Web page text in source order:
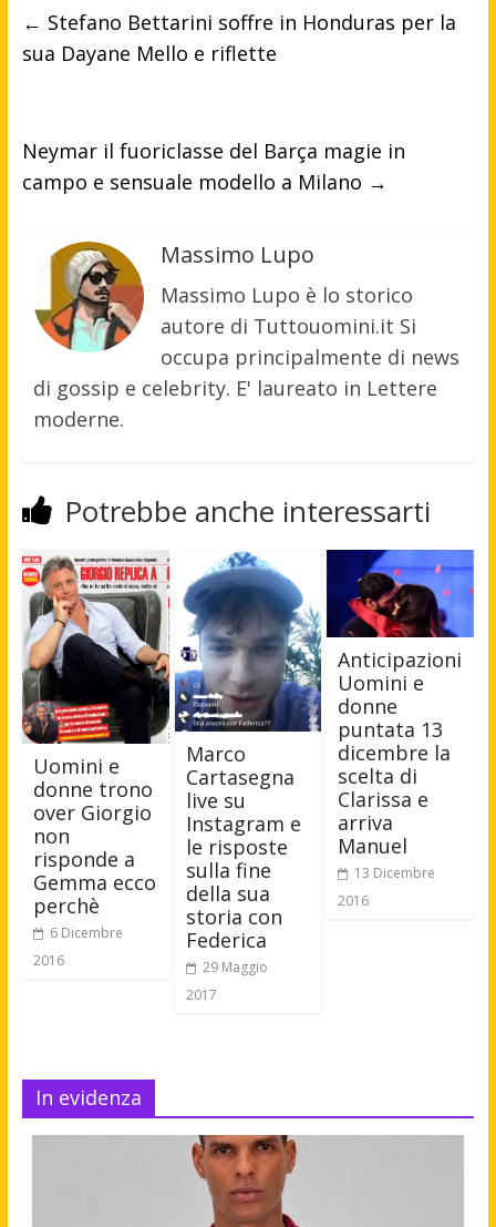
← Stefano Bettarini soffre in Honduras per la
sua Dayane Mello e riflette
Neymar il fuoriclasse del Barça magie in
campo e sensuale modello a Milano →
Massimo Lupo
Massimo Lupo è lo storico
autore di Tuttouomini.it Si
occupa principalmente di news
di gossip e celebrity. E' laureato in Lettere
moderne.
Potrebbe anche interessarti
Uomini e
donne trono
over Giorgio
non
risponde a
Gemma ecco
perchè
6 Dicembre
2016
Marco
Cartasegna
live su
Instagram e
le risposte
sulla fine
della sua
storia con
Federica
29 Maggio
2017
Anticipazioni
Uomini e
donne
puntata 13
dicembre la
scelta di
Clarissa e
arriva
Manuel
13 Dicembre
2016
In evidenza